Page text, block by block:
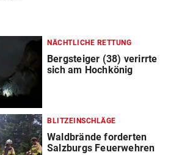
NÄCHTLICHE RETTUNG
Bergsteiger (38) verirrte
sich am Hochkönig
BLITZEINSCHLÄGE
Waldbrände forderten
Salzburgs Feuerwehren